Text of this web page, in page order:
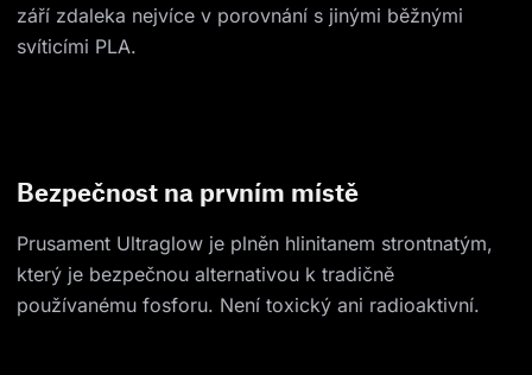
září zdaleka nejvíce v porovnání s jinými běžnými
svíticími PLA.
Bezpečnost na prvním místě
Prusament Ultraglow je plněn hlinitanem strontnatým,
který je bezpečnou alternativou k tradičně
používanému fosforu. Není toxický ani radioaktivní.